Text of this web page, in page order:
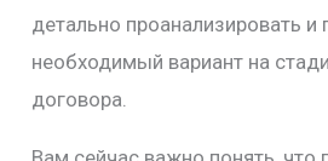
детально проанализировать и
необходимый вариант на
договора.